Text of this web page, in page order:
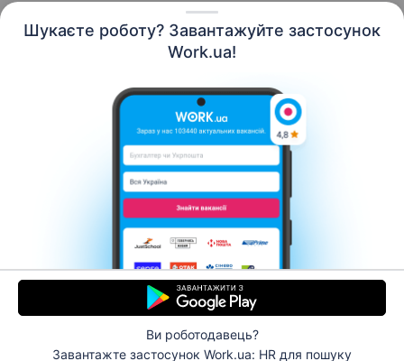
Шукаєте роботу? Завантажуйте застосунок
Work.ua!
Ви роботодавець?
Завантажте застосунок Work.ua: HR для пошуку
Контакти Про нас
Кар’єра
Допомога Умови використання
© 2006–2026 Work.ua. Сервіс пошуку роботи №1 в